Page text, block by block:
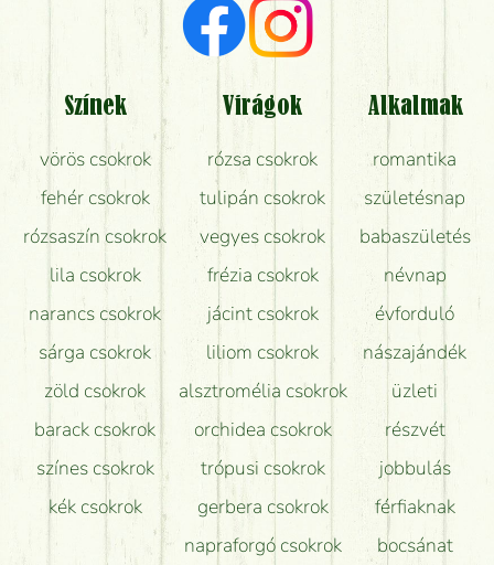
Milyen visszajelzést kapok a virágküldésről?
Tényleg azt kapom, ami a képen van?
Mit kell tudni a virágcsokrok szállításáról?
Hogy marad a lehető legtovább friss a csokor?
Tudok adventi koszorút vásárolni boltban?
Színek
vörös csokrok
fehér csokrok
rózsaszín csokrok
lila csokrok
narancs csokrok
sárga csokrok
zöld csokrok
barack csokrok
színes csokrok
kék csokrok
Virágok
rózsa csokrok
tulipán csokrok
vegyes csokrok
frézia csokrok
jácint csokrok
liliom csokrok
alsztromélia csokrok
orchidea csokrok
trópusi csokrok
gerbera csokrok
napraforgó csokrok
Alkalmak
romantika
születésnap
babaszületés
névnap
évforduló
nászajándék
üzleti
részvét
jobbulás
férfiaknak
bocsánat